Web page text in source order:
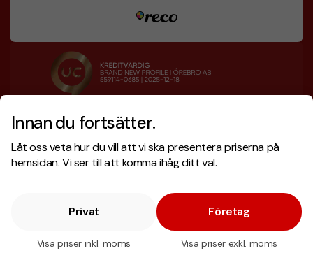
Innan du fortsätter.
Låt oss veta hur du vill att vi ska presentera priserna på
hemsidan. Vi ser till att komma ihåg ditt val.
Privat
Visa priser inkl. moms
Företag
Visa priser exkl. moms
Designskiss inom 1 h
Fri offert
Snabb leverans
Copyright © 2026 . Brand New Profile AB